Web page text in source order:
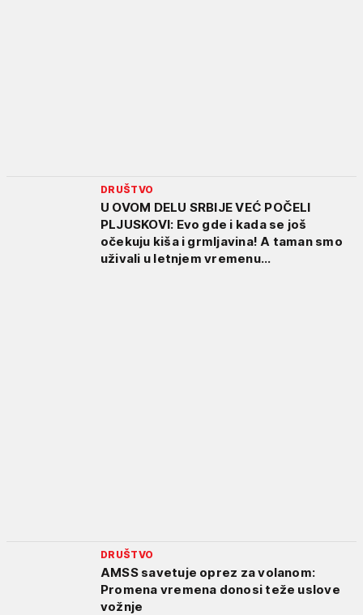
DRUŠTVO
U OVOM DELU SRBIJE VEĆ POČELI
PLJUSKOVI: Evo gde i kada se još
očekuju kiša i grmljavina! A taman smo
uživali u letnjem vremenu...
DRUŠTVO
AMSS savetuje oprez za volanom:
Promena vremena donosi teže uslove
vožnje